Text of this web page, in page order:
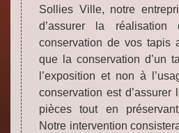
Sollies Ville, notre
d’assurer la réalisation
conservation de vos tapis
que la conservation d’un
l’exposition et non à
conservation est d’assurer
pièces tout en
Notre intervention